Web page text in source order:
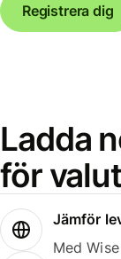
Registrera dig
Ladda
för
Jämför
Med